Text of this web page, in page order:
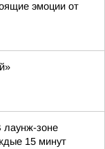
эмоции от
лаунж-зоне
15 минут